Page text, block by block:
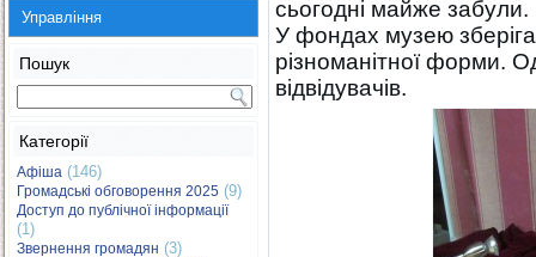
Управління
Пошук
Категорії
Афіша (146)
Громадські обговорення 2025 (9)
Доступ до публічної інформації
(1)
Звернення громадян (3)
сьогодні майже забули.
У фондах музею
різноманітної форми.
відвідувачів.